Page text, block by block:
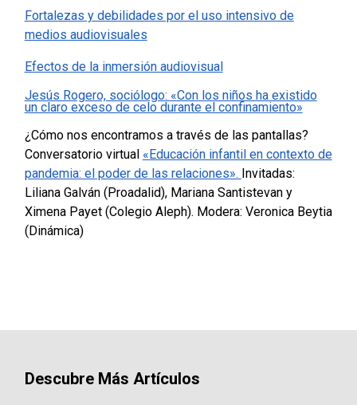
Fortalezas y debilidades por el uso intensivo de
medios audiovisuales
Efectos de la inmersión audiovisual
Jesús Rogero, sociólogo: «Con los niños ha existido
un claro exceso de celo durante el confinamiento»
¿Cómo nos encontramos a través de las pantallas?
Conversatorio virtual «Educación infantil en contexto de
pandemia: el poder de las relaciones». Invitadas:
Liliana Galván (Proadalid), Mariana Santistevan y
Ximena Payet (Colegio Aleph). Modera: Veronica Beytia
(Dinámica)
Descubre Más Artículos